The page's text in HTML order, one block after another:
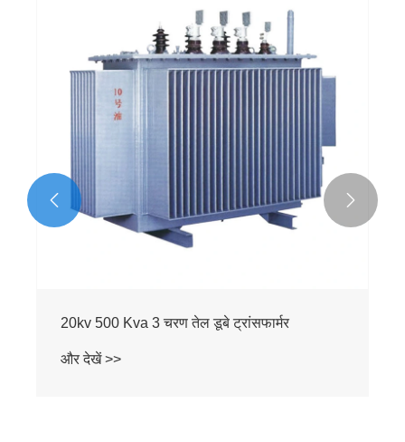
20kv 500 Kva 3 चरण तेल डूबे ट्रांसफार्मर
और देखें >>
 